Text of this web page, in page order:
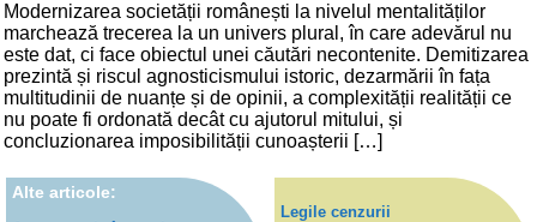
Modernizarea societății românești la nivelul mentalităților
marchează trecerea la un univers plural, în care adevărul nu
este dat, ci face obiectul unei căutări necontenite. Demitizarea
prezintă și riscul agnosticismului istoric, dezarmării în fața
multitudinii de nuanțe și de opinii, a complexității realității ce
nu poate fi ordonată decât cu ajutorul mitului, și
concluzionarea imposibilității cunoașterii […]
Alte articole:
Legile cenzurii